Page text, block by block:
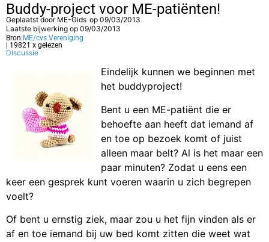
Buddy-project voor ME-patiënten!
Geplaatst door ME-Gids op 09/03/2013
Laatste bijwerking op 09/03/2013
Bron: ME/cvs Vereniging
| 19821 x gelezen
Discussie
Eindelijk kunnen we beginnen met
het buddyproject!
Bent u een ME-patiënt die er
behoefte aan heeft dat iemand af
en toe op bezoek komt of juist
alleen maar belt? Al is het maar een
paar minuten? Zodat u eens een
keer een gesprek kunt voeren waarin u zich begrepen
voelt?
Of bent u ernstig ziek, maar zou u het fijn vinden als er
af en toe iemand bij uw bed komt zitten die weet wat